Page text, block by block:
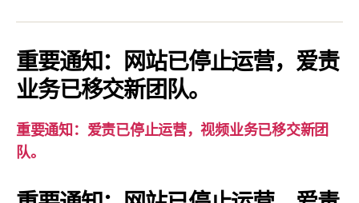
知：
爱
责
重要通知：网站已停止运营，爱责
业务已移交新团队。
重要通知：爱责已停止运营，视频业务已移交新团
队。